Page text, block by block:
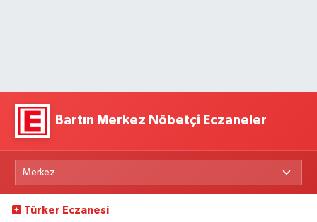
Bartın Merkez Nöbetçi Eczaneler
Türker Eczanesi